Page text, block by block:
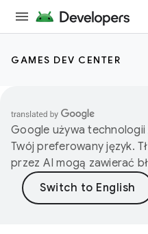
GAMES DEV CENTER
Google używa technologii
Twój preferowany język.
przez AI mogą zawierać